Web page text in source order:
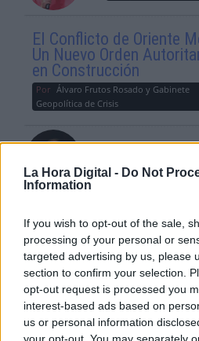
La Hora Digital - Do Not
Information
If you wish to opt-out of the sale,
processing of your personal or
targeted advertising by us, please
section to confirm your selection.
opt-out request is processed you
interest-based ads based on
us or personal information
El Conflicto de Oriente
Un Nuevo Orden
en Construcción
Por Álvaro Frutos Rosado y Gabinete
Geopolítica de Crisis
Reconquista
Por Carlos Miranda
mi pesadilla
María Pérez Herrero
NOTICIAS